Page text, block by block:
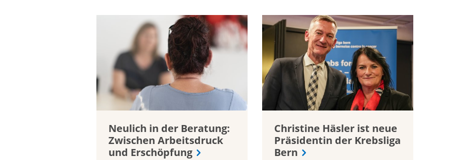
Neulich in der Beratung:
Zwischen Arbeitsdruck
und Erschöpfung
Christine Häsler ist neue
Präsidentin der Krebsliga
Bern